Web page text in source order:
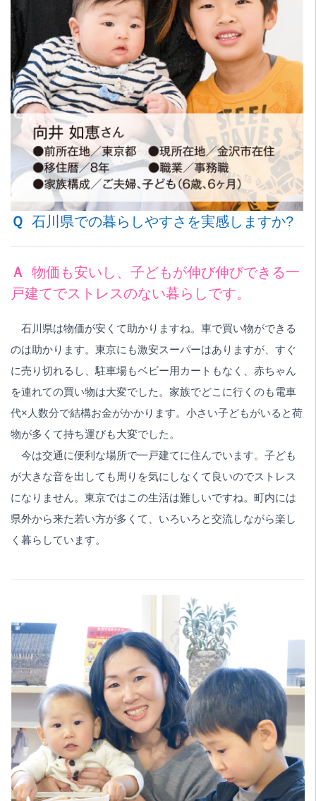
Ｑ 石川県での暮らしやすさを実感しますか?
Ａ
物価も安いし、子どもが伸び伸びできる一
戸建てでストレスのない暮らしです。
石川県は物価が安くて助かりますね。車で買い物ができる
のは助かります。東京にも激安スーパーはありますが、すぐ
に売り切れるし、駐車場もベビー用カートもなく、赤ちゃん
を連れての買い物は大変でした。家族でどこに行くのも電車
代×人数分で結構お金がかかります。小さい子どもがいると荷
物が多くて持ち運びも大変でした。
今は交通に便利な場所で一戸建てに住んでいます。子ども
が大きな音を出しても周りを気にしなくて良いのでストレス
になりません。東京ではこの生活は難しいですね。町内には
県外から来た若い方が多くて、いろいろと交流しながら楽し
く暮らしています。